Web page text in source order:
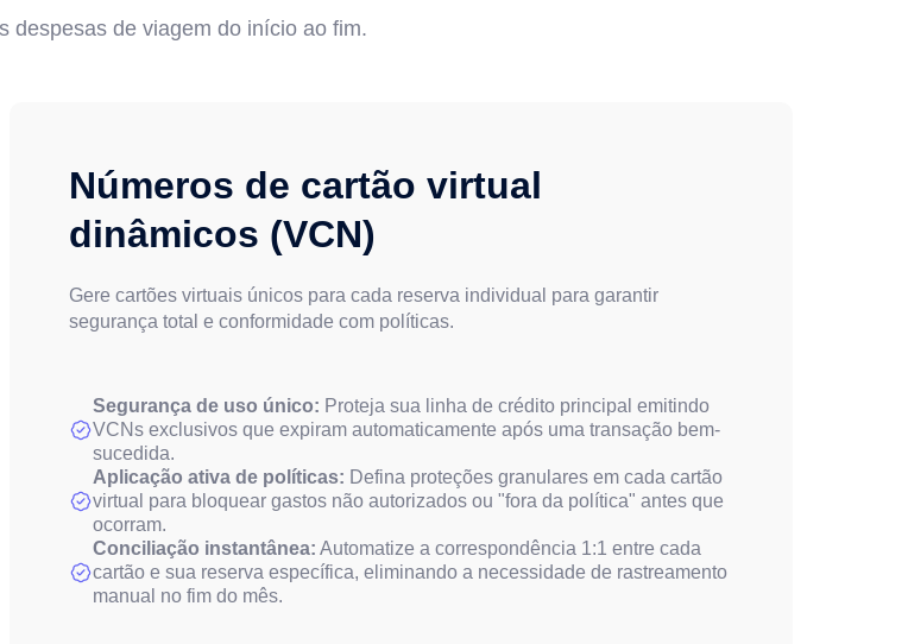
despesas de viagem do início ao fim.
Números de cartão virtual
dinâmicos (VCN)
Gere cartões virtuais únicos para cada reserva individual para garantir
segurança total e conformidade com políticas.
Segurança de uso único: Proteja sua linha de crédito principal emitindo
VCNs exclusivos que expiram automaticamente após uma transação bem-
sucedida.
Aplicação ativa de políticas: Defina proteções granulares em cada cartão
virtual para bloquear gastos não autorizados ou "fora da política" antes que
ocorram.
Conciliação instantânea: Automatize a correspondência 1:1 entre cada
cartão e sua reserva específica, eliminando a necessidade de rastreamento
manual no fim do mês.